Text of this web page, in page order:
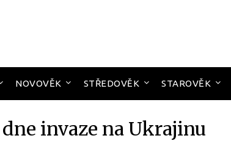
NOVOVĚK STŘEDOVĚK STAROVĚK
invaze na Ukrajinu